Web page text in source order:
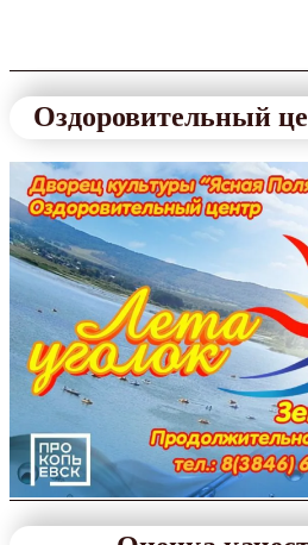
Оздоровительный